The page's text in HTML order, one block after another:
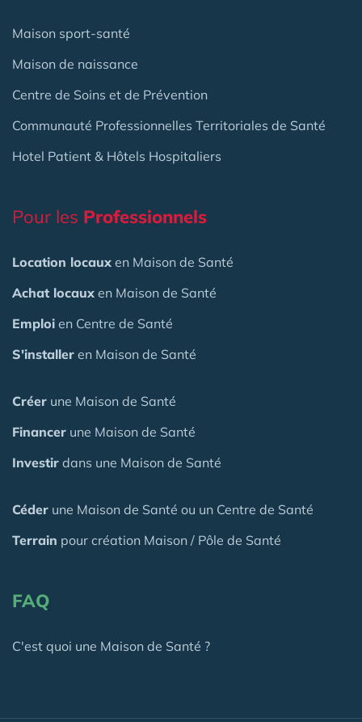
Maison sport-santé
Maison de naissance
Centre de Soins et de Prévention
Communauté Professionnelles Territoriales de Santé
Hotel Patient & Hôtels Hospitaliers
Pour les Professionnels
Location locaux en Maison de Santé
Achat locaux en Maison de Santé
Emploi en Centre de Santé
S'installer en Maison de Santé
Créer une Maison de Santé
Financer une Maison de Santé
Investir dans une Maison de Santé
Céder une Maison de Santé ou un Centre de Santé
Terrain pour création Maison / Pôle de Santé
FAQ
C'est quoi une Maison de Santé ?